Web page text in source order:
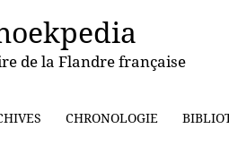
de la Flandre française
CHRONOLOGIE